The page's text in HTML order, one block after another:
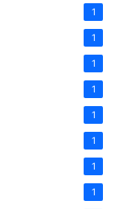
1
1
1
1
1
1
1
1